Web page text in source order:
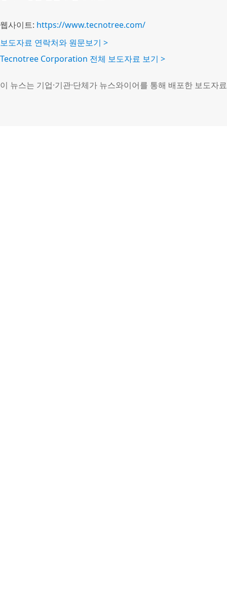
웹사이트: https://www.tecnotree.com/
보도자료 연락처와 원문보기 >
Tecnotree Corporation 전체 보도자료 보기 >
이 뉴스는 기업·기관·단체가 뉴스와이어를 통해 배포한 보도자